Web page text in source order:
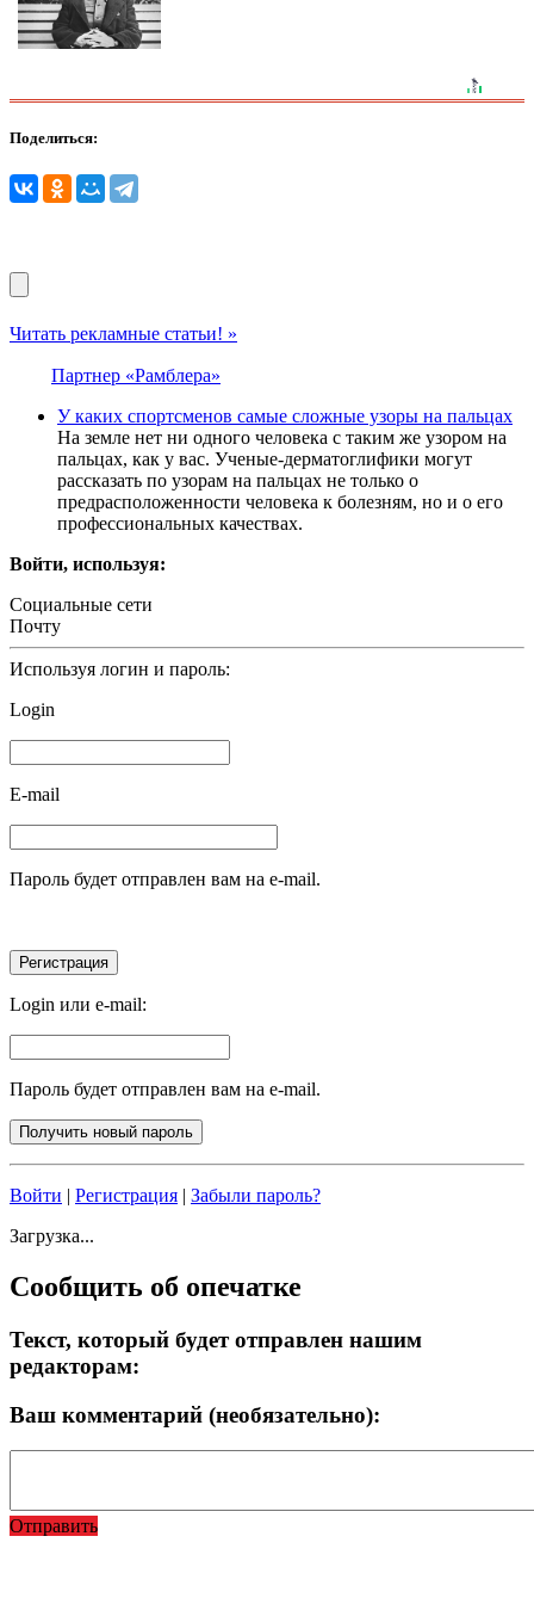
Поделиться:
Читать рекламные статьи! »
Партнер «Рамблера»
У каких спортсменов самые сложные узоры на пальцах
На земле нет ни одного человека с таким же узором на
пальцах, как у вас. Ученые-дерматоглифики могут
рассказать по узорам на пальцах не только о
предрасположенности человека к болезням, но и о его
профессиональных качествах.
Войти, используя:
Социальные сети
Почту
Используя логин и пароль:
Login
E-mail
Пароль будет отправлен вам на e-mail.
Login или e-mail:
Пароль будет отправлен вам на e-mail.
Войти | Регистрация | Забыли пароль?
Загрузка...
Сообщить об опечатке
Текст, который будет отправлен нашим
редакторам:
Ваш комментарий (необязательно):
Отправить